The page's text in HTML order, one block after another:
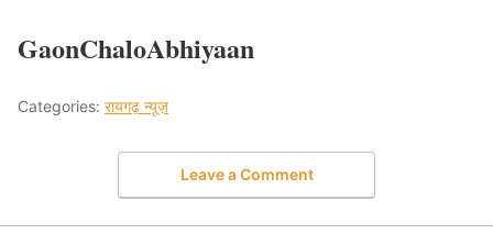
GaonChaloAbhiyaan
Categories: रायगढ़ न्यूज़
Leave a Comment